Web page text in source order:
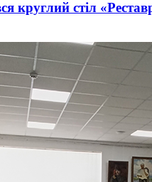
круглий стіл